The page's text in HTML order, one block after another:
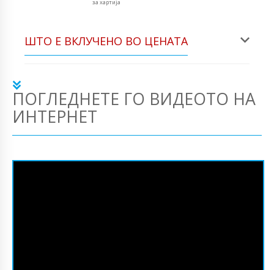
за хартија
ШТО Е ВКЛУЧЕНО ВО ЦЕНАТА
ПОГЛЕДНЕТЕ ГО ВИДЕОТО НА
ИНТЕРНЕТ